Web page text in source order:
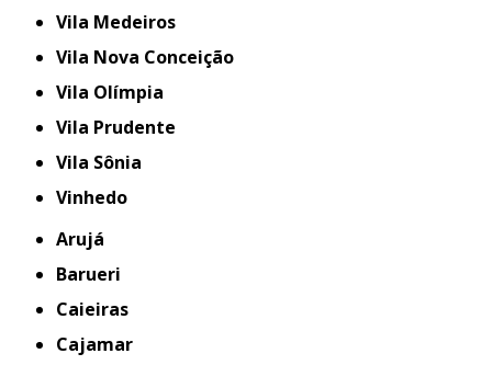
Vila Medeiros
Vila Nova Conceição
Vila Olímpia
Vila Prudente
Vila Sônia
Vinhedo
Arujá
Barueri
Caieiras
Cajamar